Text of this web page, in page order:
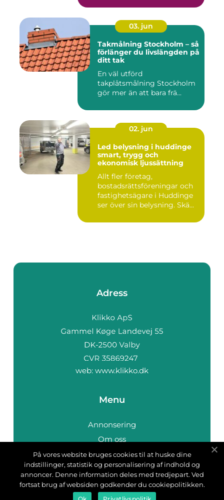
03. jun
Takmålning Stockholm – så
förlänger du livslängden på
ditt tak
En väl utförd
takplåtsmålning Stockholm
gör mer än att bara frä...
02. jun
Led belysning i huddinge
smart, trygg och
ekonomisk ljussättning
Allt fler företag,
bostadsrättsföreningar och
fastighetsägare i Huddinge
ser över sin belysning. Skä...
Adress
web: www.klikko.dk
Menu
Annonsering
Om oss
Cookies
Kontakta oss
Sitemap
På vores website bruges cookies til at huske dine
indstillinger, statistik og personalisering af indhold og
annoncer. Denne information deles med tredjepart. Ved
fortsat brug af websiden godkender du cookiepolitikken.